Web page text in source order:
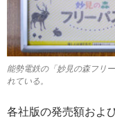
能勢電鉄の「妙見の森フリ
れている。
各社版の発売額およ